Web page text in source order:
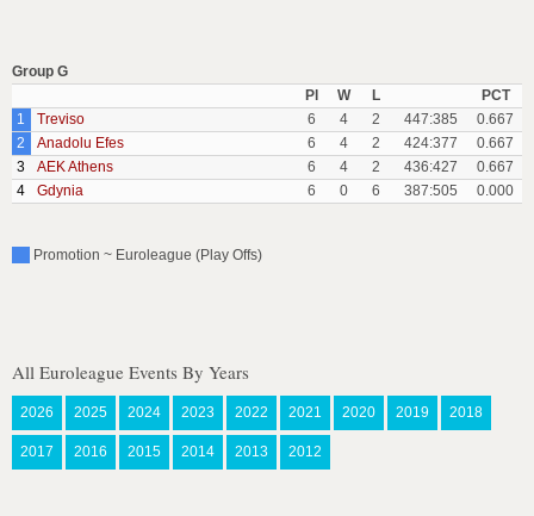
Group G
Pl
W L
PCT
1
Treviso 6 4 2 447:385
0.667
2
Anadolu Efes 6 4 2 424:377
0.667
3
AEK Athens 6 4 2 436:427
0.667
4
Gdynia 6 0 6 387:505 0.000
Promotion ~ Euroleague (Play Offs)
All Euroleague Events By Years
2026 2025 2024 2023 2022 2021 2020 2019 2018
2017 2016 2015 2014 2013 2012